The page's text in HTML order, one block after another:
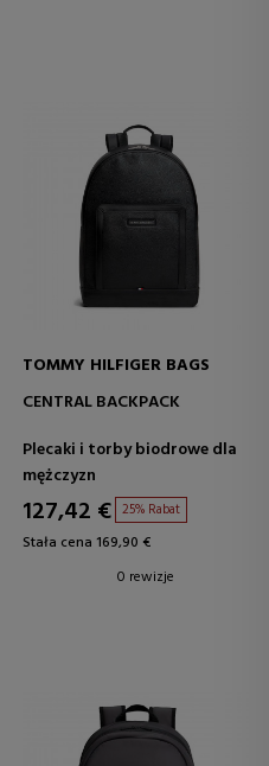
TOMMY HILFIGER BAGS
CENTRAL BACKPACK
Plecaki i torby biodrowe dla
mężczyzn
127,42 € 25% Rabat
Stała cena 169,90 €
0 rewizje